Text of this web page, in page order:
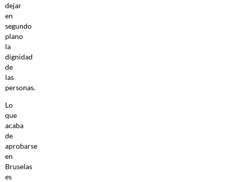
dejar
en
segundo
plano
la
dignidad
de
las
personas.
Lo
que
acaba
de
aprobarse
en
Bruselas
es